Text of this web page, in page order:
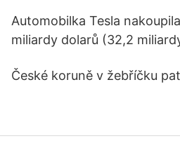
Automobilka Tesla
miliardy dolarů (32,2
České koruně v žebříčku